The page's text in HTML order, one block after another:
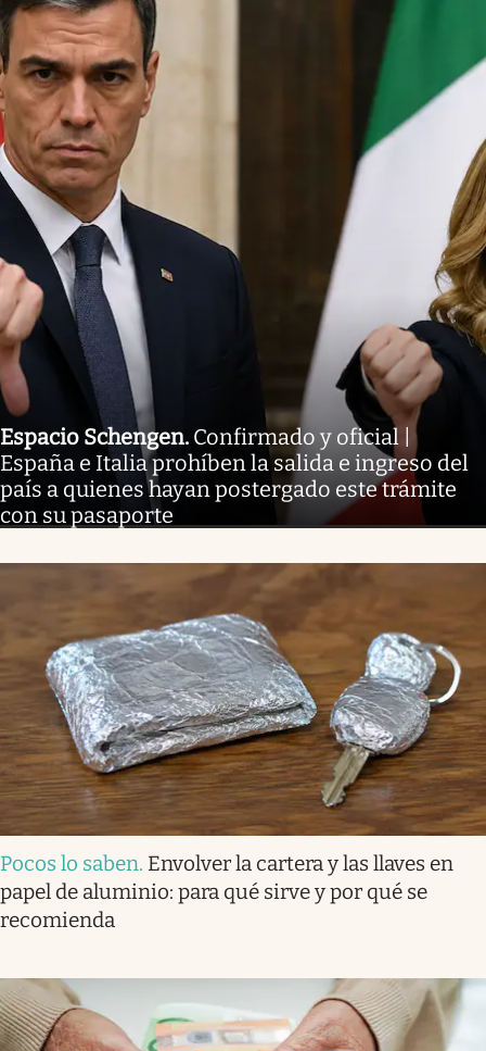
Espacio Schengen. Confirmado y oficial |
España e Italia prohíben la salida e ingreso del
país a quienes hayan postergado este trámite
con su pasaporte
Pocos lo saben. Envolver la cartera y las llaves en
papel de aluminio: para qué sirve y por qué se
recomienda